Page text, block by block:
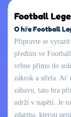
Football
O hře Football
Připravte se
předtím ve
vrhne přímo do
zákrok a střela. Ať
zábavu, tato hra
udrží v napětí. Je
zdarma, kterou